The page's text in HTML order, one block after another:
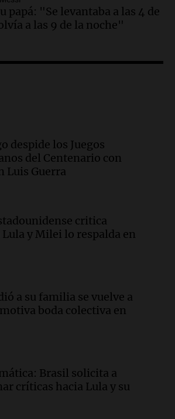
todos
abogada de Pourrain:
y nunca regresó"
basura por jornada
todos
de la servilleta que
para todos
Gaspart: "Sin Jorge, no sé si
y el sueño argentino de
en una entrevista con Rony
de Agostina Vega, tras
"En esa casa
papá: "Se levantaba a las 4 de
a las 9 de la noche"
despide los Juegos
del Centenario con
Luis Guerra
critica
y Milei lo respalda en
a su familia se vuelve a
boda colectiva en
Brasil solicita a
críticas hacia Lula y su